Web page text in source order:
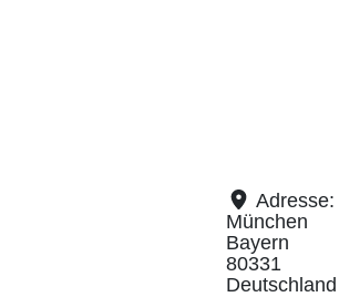
Adresse:
München
Bayern
80331
Deutschland